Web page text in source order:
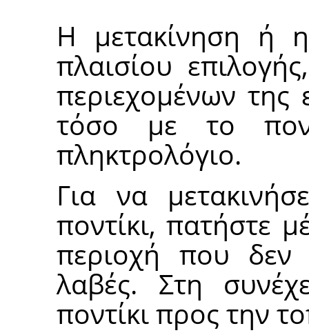
Η μετακίνηση ή
πλαισίου
περιεχομένων της
τόσο με το
πληκτρολόγιο.
Για να
ποντίκι, πατήστε
περιοχή που δεν
λαβές. Στη
ποντίκι προς την